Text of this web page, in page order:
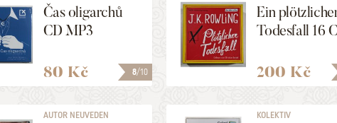
8/10
Čas oligarchů
CD MP3
80 Kč
Ein
Todesfall 16
200 Kč
AUTOR NEUVEDEN KOLEKTIV